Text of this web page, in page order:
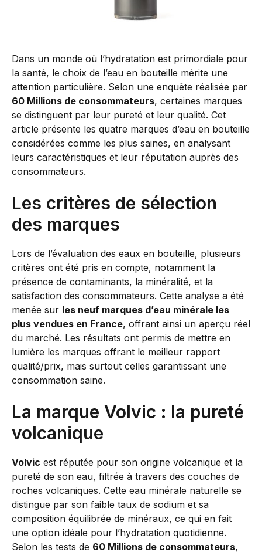
Dans un monde où l’hydratation est primordiale pour
la santé, le choix de l’eau en bouteille mérite une
attention particulière. Selon une enquête réalisée par
60 Millions de consommateurs, certaines marques
se distinguent par leur pureté et leur qualité. Cet
article présente les quatre marques d’eau en bouteille
considérées comme les plus saines, en analysant
leurs caractéristiques et leur réputation auprès des
consommateurs.
Les critères de sélection
des marques
Lors de l’évaluation des eaux en bouteille, plusieurs
critères ont été pris en compte, notamment la
présence de contaminants, la minéralité, et la
satisfaction des consommateurs. Cette analyse a été
menée sur les neuf marques d’eau minérale les
plus vendues en France, offrant ainsi un aperçu réel
du marché. Les résultats ont permis de mettre en
lumière les marques offrant le meilleur rapport
qualité/prix, mais surtout celles garantissant une
consommation saine.
La marque Volvic : la pureté
volcanique
Volvic est réputée pour son origine volcanique et la
pureté de son eau, filtrée à travers des couches de
roches volcaniques. Cette eau minérale naturelle se
distingue par son faible taux de sodium et sa
composition équilibrée de minéraux, ce qui en fait
une option idéale pour l’hydratation quotidienne.
Selon les tests de 60 Millions de consommateurs,